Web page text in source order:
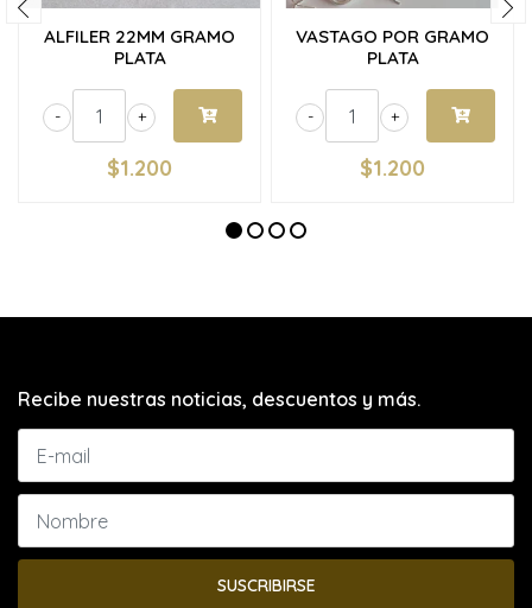
ALFILER 22MM GRAMO
PLATA
+
-
$1.200
VASTAGO POR GRAMO
PLATA
+
-
$1.200
Recibe nuestras noticias, descuentos y más.
SUSCRIBIRSE